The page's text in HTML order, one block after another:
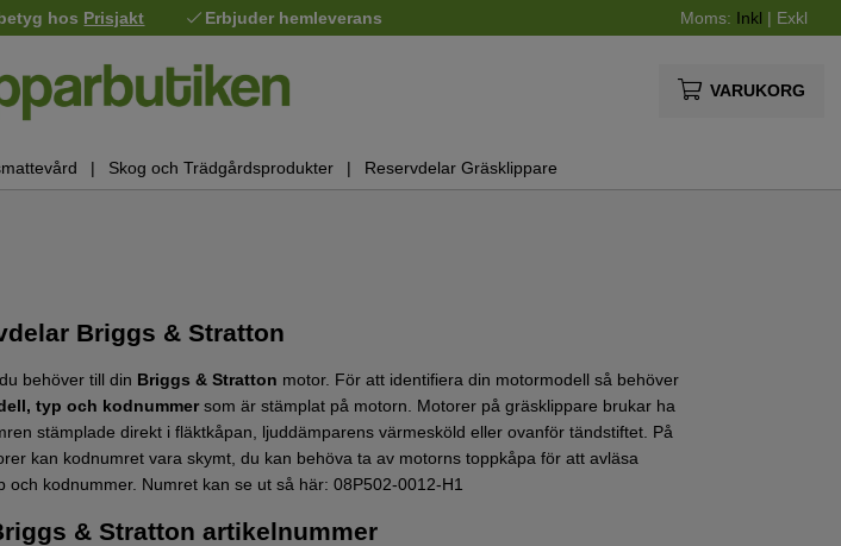
hos Prisjakt Erbjuder hemleverans Moms: Inkl | Exkl
VARUKORG
Skog och Trädgårdsprodukter Reservdelar Gräsklippare
Briggs & Stratton
behöver till din Briggs & Stratton motor. För att identifiera din motormodell så behöver
typ och kodnummersom är stämplat på motorn. Motorer på gräsklippare brukar ha
stämplade direkt i fläktkåpan, ljuddämparens värmesköld eller ovanför tändstiftet. På
kan kodnumret vara skymt, du kan behöva ta av motorns toppkåpa för att avläsa
och kodnummer. Numret kan se ut så här: 08P502-0012-H1
& Stratton artikelnummer